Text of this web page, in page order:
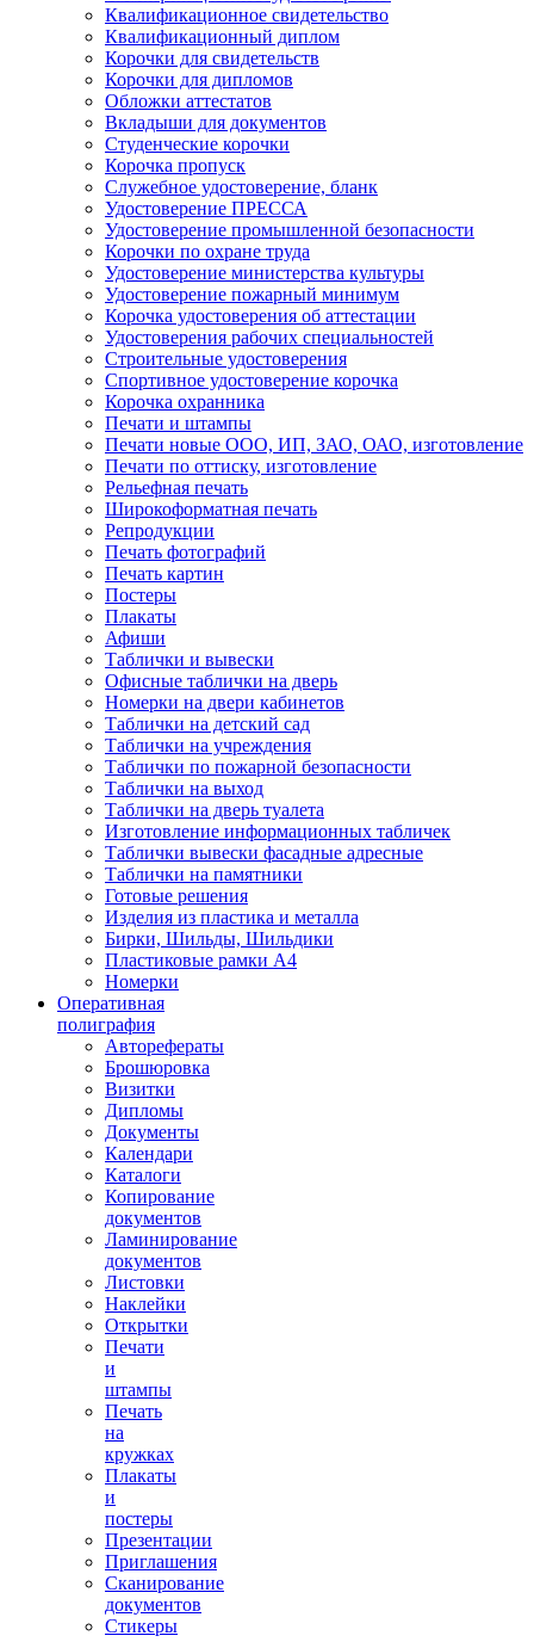
Квалификационное свидетельство
Квалификационный диплом
Корочки для свидетельств
Корочки для дипломов
Обложки аттестатов
Вкладыши для документов
Студенческие корочки
Корочка пропуск
Служебное удостоверение, бланк
Удостоверение ПРЕССА
Удостоверение промышленной безопасности
Корочки по охране труда
Удостоверение министерства культуры
Удостоверение пожарный минимум
Корочка удостоверения об аттестации
Удостоверения рабочих специальностей
Строительные удостоверения
Спортивное удостоверение корочка
Корочка охранника
Печати и штампы
Печати новые ООО, ИП, ЗАО, ОАО, изготовление
Печати по оттиску, изготовление
Рельефная печать
Широкоформатная печать
Репродукции
Печать фотографий
Печать картин
Постеры
Плакаты
Афиши
Таблички и вывески
Офисные таблички на дверь
Номерки на двери кабинетов
Таблички на детский сад
Таблички на учреждения
Таблички по пожарной безопасности
Таблички на выход
Таблички на дверь туалета
Изготовление информационных табличек
Таблички вывески фасадные адресные
Таблички на памятники
Готовые решения
Изделия из пластика и металла
Бирки, Шильды, Шильдики
Пластиковые рамки А4
Номерки
Оперативная
полиграфия
Авторефераты
Брошюровка
Визитки
Дипломы
Документы
Календари
Каталоги
Копирование
документов
Ламинирование
документов
Листовки
Наклейки
Открытки
Печати
и
штампы
Печать
на
кружках
Плакаты
и
постеры
Презентации
Приглашения
Сканирование
документов
Стикеры